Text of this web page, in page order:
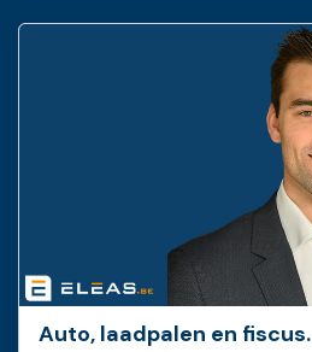
Auto, laadpalen en fiscus.